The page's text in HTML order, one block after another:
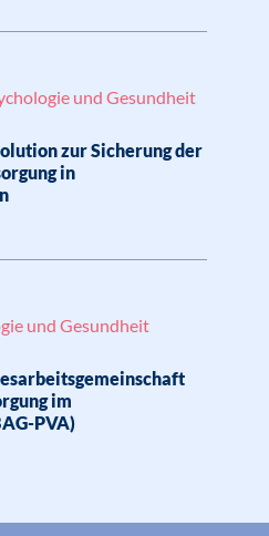
und Gesundheit
zur Sicherung der
in
und Gesundheit
im
PVA)